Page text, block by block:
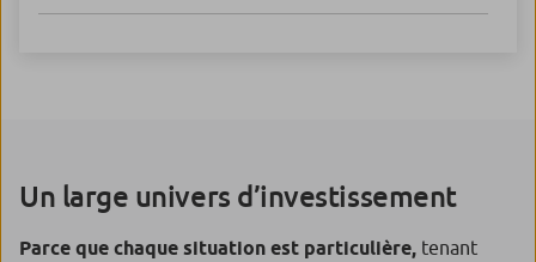
Un large univers d’investissement
Parce que chaque situation est particulière, tenant